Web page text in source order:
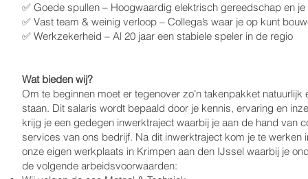
✅ Goede spullen – Hoogwaardig elektrisch gereedschap en
✅ Vast team & weinig verloop – Collega’s waar je op kunt
✅ Werkzekerheid – Al 20 jaar een stabiele speler in de regio
Wat bieden wij?
Om te beginnen moet er tegenover zo’n takenpakket
staan. Dit salaris wordt bepaald door je kennis, ervaring en
krijg je een gedegen inwerktraject waarbij je aan de hand van
services van ons bedrijf. Na dit inwerktraject kom je te werken
onze eigen werkplaats in Krimpen aan den IJssel waarbij je
de volgende arbeidsvoorwaarden: